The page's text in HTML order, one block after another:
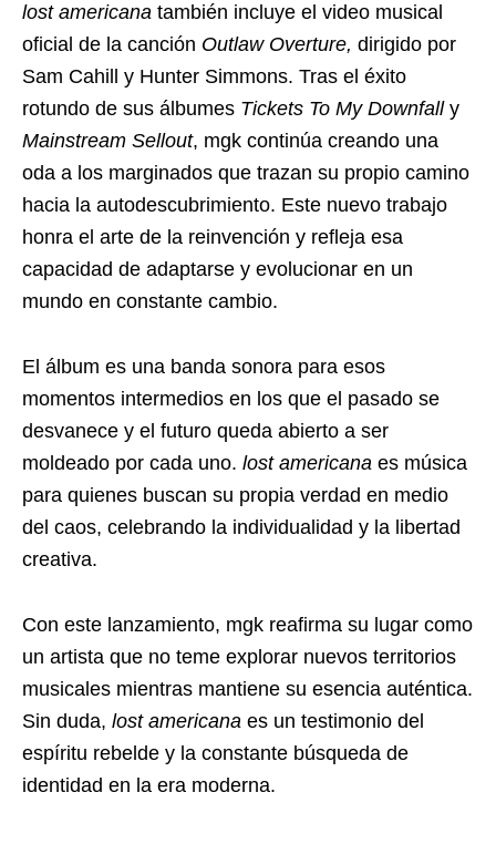
lost americana también incluye el video musical
oficial de la canción Outlaw Overture, dirigido por
Sam Cahill y Hunter Simmons. Tras el éxito
rotundo de sus álbumes Tickets To My Downfall y
Mainstream Sellout, mgk continúa creando una
oda a los marginados que trazan su propio camino
hacia la autodescubrimiento. Este nuevo trabajo
honra el arte de la reinvención y refleja esa
capacidad de adaptarse y evolucionar en un
mundo en constante cambio.
El álbum es una banda sonora para esos
momentos intermedios en los que el pasado se
desvanece y el futuro queda abierto a ser
moldeado por cada uno. lost americana es música
para quienes buscan su propia verdad en medio
del caos, celebrando la individualidad y la libertad
creativa.
Con este lanzamiento, mgk reafirma su lugar como
un artista que no teme explorar nuevos territorios
musicales mientras mantiene su esencia auténtica.
Sin duda, lost americana es un testimonio del
espíritu rebelde y la constante búsqueda de
identidad en la era moderna.